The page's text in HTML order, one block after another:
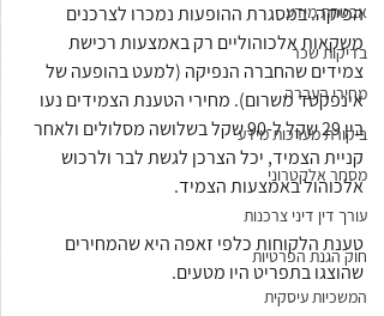
אבטחת מידע
בדיקות שכר
מחירי העברה
ביקורת מערכות מידע
מסחר אלקטרוני
עורך דין דיני צרכנות
חוק הגנת הפרטיות
המשכיות עיסקית
הפיקה. במסגרת ההופעות נמכרו לצרכנים
משקאות אלכוהוליים רק באמצעות רכישת
צמידים שהחברה הנפיקה (למעט בהופעה של
אינפקטד משרום). מחירי הטענת הצמידים נעו
בין 29 שקל ל-90 שקל בשלושה מסלולים ולאחר
קניית הצמיד, יכל הצרכן לגשת לבר ולרכוש
אלכוהול באמצעות הצמיד.
טענת הלקוחות כלפי זאפה היא שהמחירים
שהוצגו בתפריט היו מטעים.